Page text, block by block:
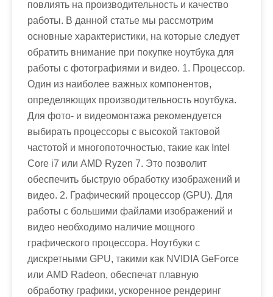
повлиять на производительность и качество
работы. В данной статье мы рассмотрим
основные характеристики, на которые следует
обратить внимание при покупке ноутбука для
работы с фотографиями и видео. 1. Процессор.
Один из наиболее важных компонентов,
определяющих производительность ноутбука.
Для фото- и видеомонтажа рекомендуется
выбирать процессоры с высокой тактовой
частотой и многопоточностью, такие как Intel
Core i7 или AMD Ryzen 7. Это позволит
обеспечить быструю обработку изображений и
видео. 2. Графический процессор (GPU). Для
работы с большими файлами изображений и
видео необходимо наличие мощного
графического процессора. Ноутбуки с
дискретными GPU, такими как NVIDIA GeForce
или AMD Radeon, обеспечат плавную
обработку графики, ускоренное рендеринг